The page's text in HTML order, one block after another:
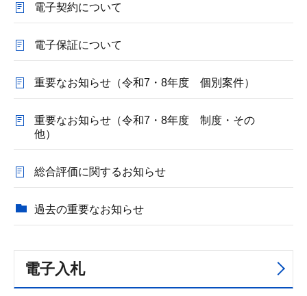
電子契約について
電子保証について
重要なお知らせ（令和7・8年度 個別案件）
重要なお知らせ（令和7・8年度 制度・その
他）
総合評価に関するお知らせ
過去の重要なお知らせ
電子入札